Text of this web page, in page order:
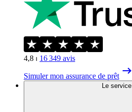
4,8 ⏐ 16 349 avis
Simuler mon assurance de prêt
Le service